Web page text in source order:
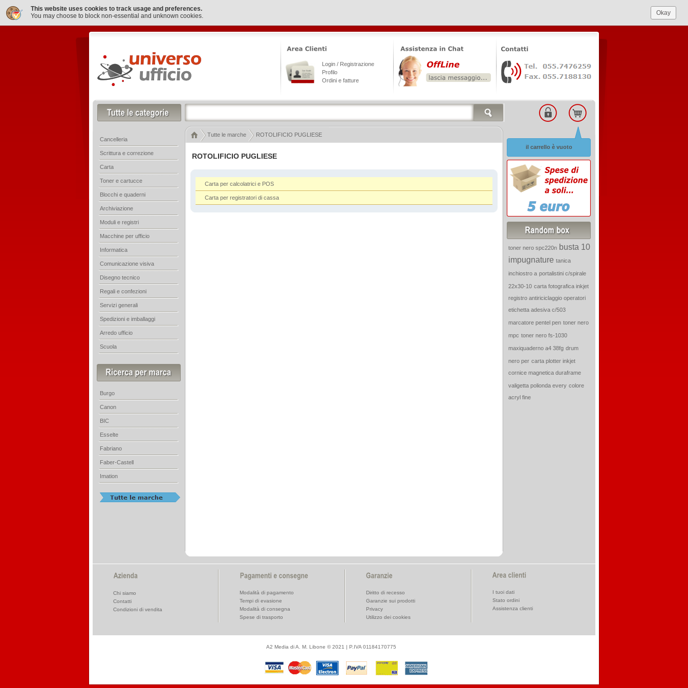
This website uses cookies to track usage and preferences.
You may choose to block non-essential and unknown cookies.
Okay
ROTOLIFICIO PUGLIESE
Carta per calcolatrici e POS
Carta per registratori di cassa
Cancelleria
Scrittura e correzione
Carta
Toner e cartucce
Blocchi e quaderni
Archiviazione
Moduli e registri
Macchine per ufficio
Informatica
Comunicazione visiva
Disegno tecnico
Regali e confezioni
Servizi generali
Spedizioni e imballaggi
Arredo ufficio
Scuola
Burgo
Canon
BIC
Esselte
Fabriano
Faber-Castell
Imation
il carrello è vuoto
toner nero spc220n busta 10
impugnature tanica
inchiostro a portalistini c/spirale
22x30-10 carta fotografica inkjet
registro antiriciclaggio operatori
etichetta adesiva c/503
marcatore pentel pen toner nero
mpc toner nero fs-1030
maxiquaderno a4 38fg drum
nero per carta plotter inkjet
cornice magnetica duraframe
valigetta polionda every colore
acryl fine
Login / Registrazione
Profilo
Ordini e fatture
Tutte le marche ROTOLIFICIO PUGLIESE
Chi siamo
Contatti
Condizioni di vendita
Modalità di pagamento
Tempi di evasione
Modalità di consegna
Spese di trasporto
Diritto di recesso
Garanzie sui prodotti
Privacy
Utilizzo dei cookies
I tuoi dati
Stato ordini
Assistenza clienti
A2 Media di A. M. Libone © 2021 | P.IVA 01184170775